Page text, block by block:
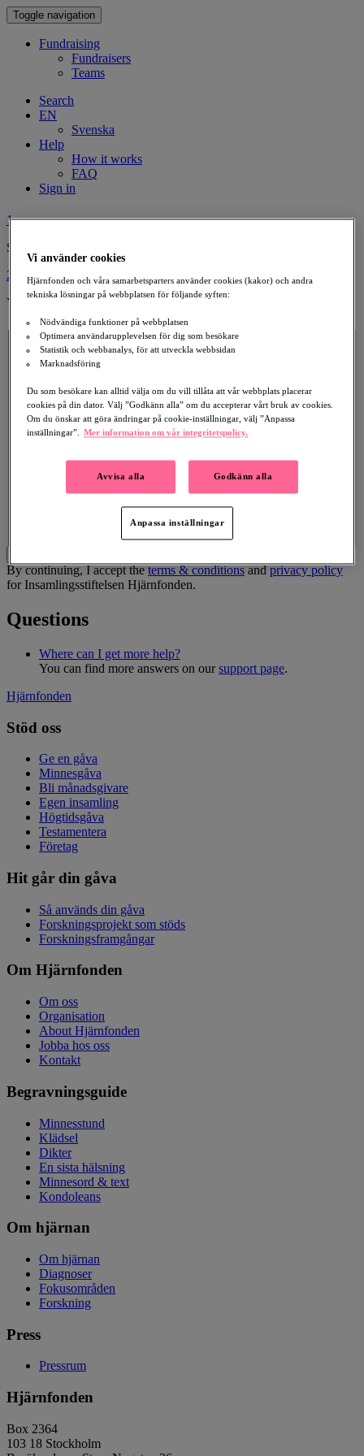
Toggle navigation
Fundraising
Fundraisers
Teams
Search
EN
Svenska
Help
How it works
FAQ
Sign in
1
Setup tribute fund
2
Your Information
Person To Honor
Name
Death Date
Funeral Date
Text for the Tribute Fund page
By continuing, I accept theterms & conditionsandprivacy policy
for Insamlingsstiftelsen Hjärnfonden.
Questions
Where can I get more help?
You can find more answers on oursupport page.
Hjärnfonden
Stöd oss
Ge en gåva
Minnesgåva
Bli månadsgivare
Egen insamling
Högtidsgåva
Testamentera
Företag
Hit går din gåva
Så används din gåva
Forskningsprojekt som stöds
Forskningsframgångar
Om Hjärnfonden
Om oss
Organisation
About Hjärnfonden
Jobba hos oss
Kontakt
Begravningsguide
Minnesstund
Klädsel
Dikter
En sista hälsning
Minnesord & text
Kondoleans
Om hjärnan
Om hjärnan
Diagnoser
Fokusområden
Forskning
Press
Pressrum
Hjärnfonden
Box 2364
103 18 Stockholm
Vi använder cookies
Hjärnfonden och våra samarbetsparters använder cookies (kakor) och andra
tekniska lösningar på webbplatsen för följande syften:
Nödvändiga funktioner på webbplatsen
Optimera användarupplevelsen för dig som besökare
Statistik och webbanalys, för att utveckla webbsidan
Marknadsföring
Du som besökare kan alltid välja om du vill tillåta att vår webbplats placerar
cookies på din dator. Välj ”Godkänn alla” om du accepterar vårt bruk av cookies.
Om du önskar att göra ändringar på cookie-inställningar, välj ”Anpassa
inställningar”. Mer information om vår integritetspolicy.
Avvisa alla Godkänn alla
Anpassa inställningar